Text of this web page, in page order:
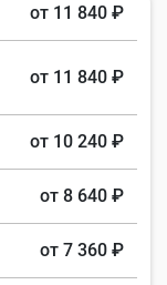
от 11 840 ₽
от 11 840 ₽
от 10 240 ₽
от 8 640 ₽
от 7 360 ₽